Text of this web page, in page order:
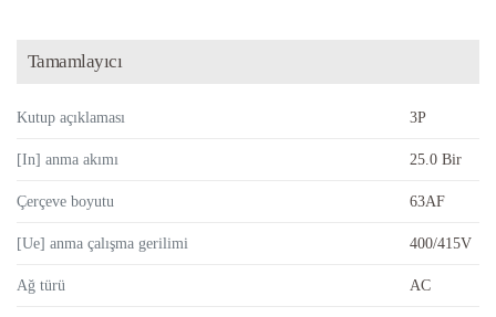
Tamamlayıcı
Kutup açıklaması 3P
[In] anma akımı 25.0 Bir
Çerçeve boyutu 63AF
[Ue] anma çalışma gerilimi 400/415V
Ağ türü AC